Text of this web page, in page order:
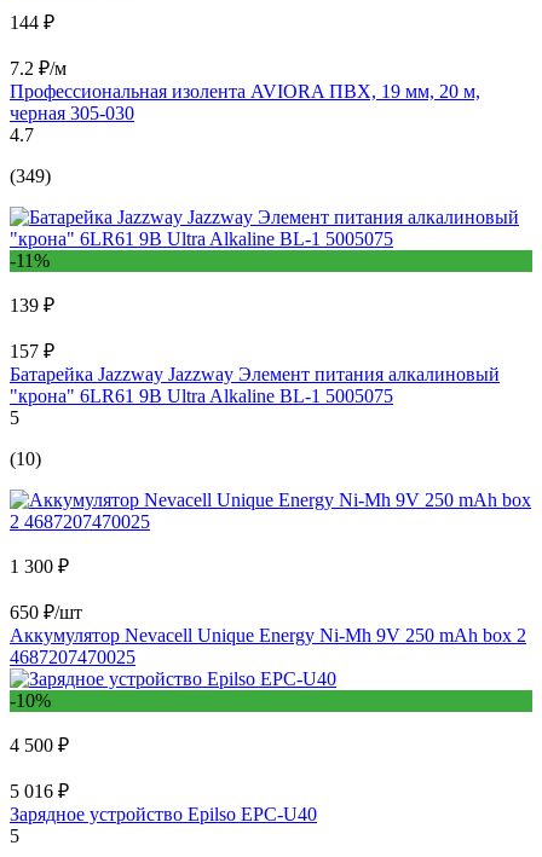
144 ₽
7.2 ₽/м
Профессиональная изолента AVIORA ПВХ, 19 мм, 20 м,
черная 305-030
4.7
(349)
-11%
139 ₽
157 ₽
Батарейка Jazzway Jаzzway Элемент питания алкалиновый
"крона" 6LR61 9В Ultra Alkaline BL-1 5005075
5
(10)
1 300 ₽
650 ₽/шт
Аккумулятор Nevacell Unique Energy Ni-Mh 9V 250 mAh box 2
4687207470025
-10%
4 500 ₽
5 016 ₽
Зарядное устройство Epilso EPC-U40
5